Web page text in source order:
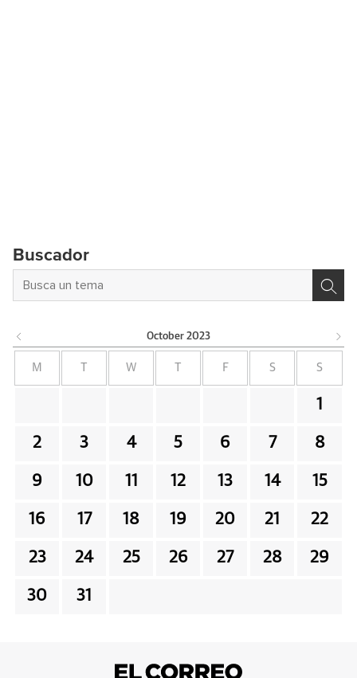
Buscador
October 2023
M W F S S
1
2 3 4 5 6 7 8
9 10 11 12 13 14 15
16 17 18 19 20 21 22
23 24 25 26 27 28 29
30 31